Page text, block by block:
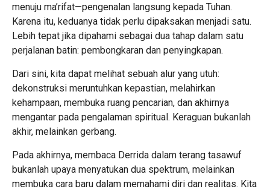
menuju ma’rifat—pengenalan langsung kepada Tuhan.
Karena itu, keduanya tidak perlu dipaksakan menjadi satu.
Lebih tepat jika dipahami sebagai dua tahap dalam satu
perjalanan batin: pembongkaran dan penyingkapan.
Dari sini, kita dapat melihat sebuah alur yang utuh:
dekonstruksi meruntuhkan kepastian, melahirkan
kehampaan, membuka ruang pencarian, dan akhirnya
mengantar pada pengalaman spiritual. Keraguan bukanlah
akhir, melainkan gerbang.
Pada akhirnya, membaca Derrida dalam terang tasawuf
bukanlah upaya menyatukan dua spektrum, melainkan
membuka cara baru dalam memahami diri dan realitas. Kita